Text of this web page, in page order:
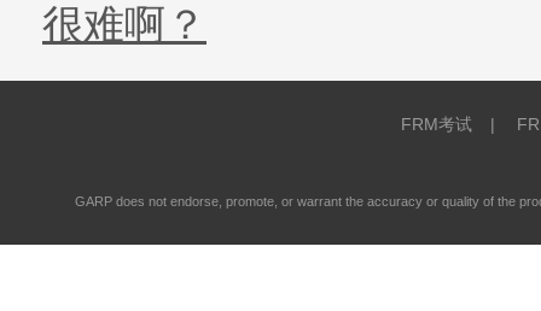
很难啊？
FRM考试 |
GARP does not endorse, promote, or warrant the accuracy or quality of the